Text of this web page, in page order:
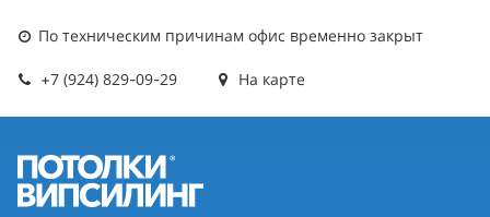
По техническим причинам офис временно закрыт
+7 (924) 829-09-29 На карте